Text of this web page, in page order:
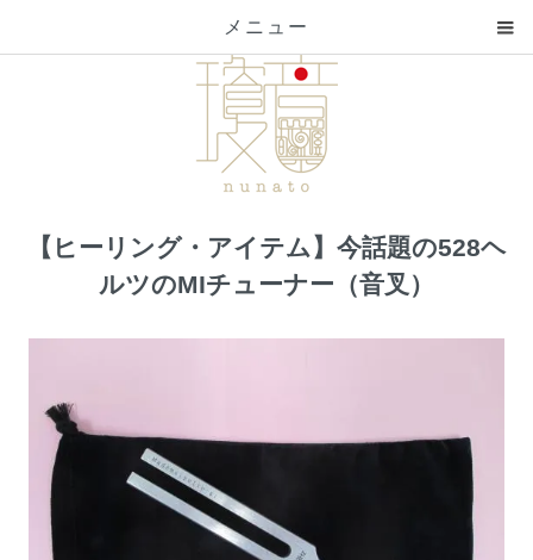
メニュー
【ヒーリング・アイテム】今話題の528ヘ
ルツのMIチューナー（音叉）